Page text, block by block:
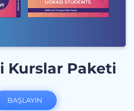
Kurslar Paketi
BAŞLAYIN